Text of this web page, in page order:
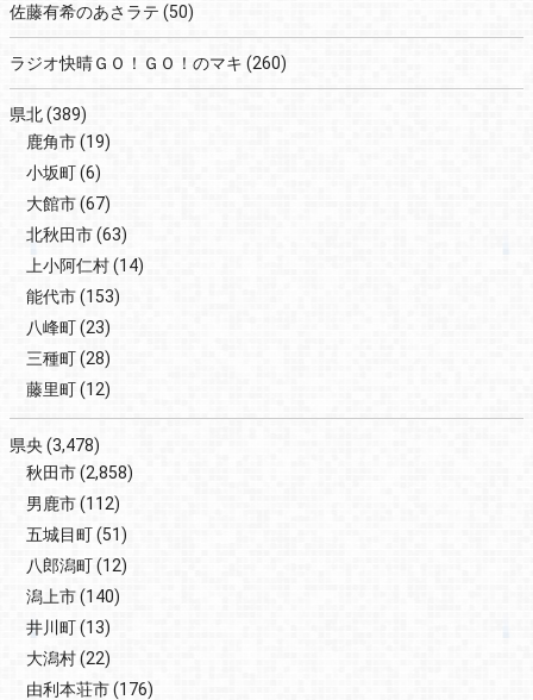
佐藤有希のあさラテ (50)
ラジオ快晴ＧＯ！ＧＯ！のマキ (260)
県北(389)
鹿角市(19)
小坂町(6)
大館市(67)
北秋田市(63)
上小阿仁村(14)
能代市(153)
八峰町(23)
三種町(28)
藤里町(12)
県央 (3,478)
秋田市(2,858)
男鹿市(112)
五城目町(51)
八郎潟町(12)
潟上市(140)
井川町(13)
大潟村(22)
由利本荘市(176)